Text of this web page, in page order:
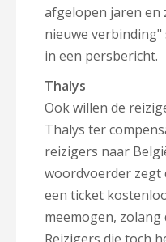
afgelopen jaren en
nieuwe
in een persbericht.
Thalys
Ook willen de
Thalys ter
reizigers naar
woordvoerder zegt
een ticket
meemogen,